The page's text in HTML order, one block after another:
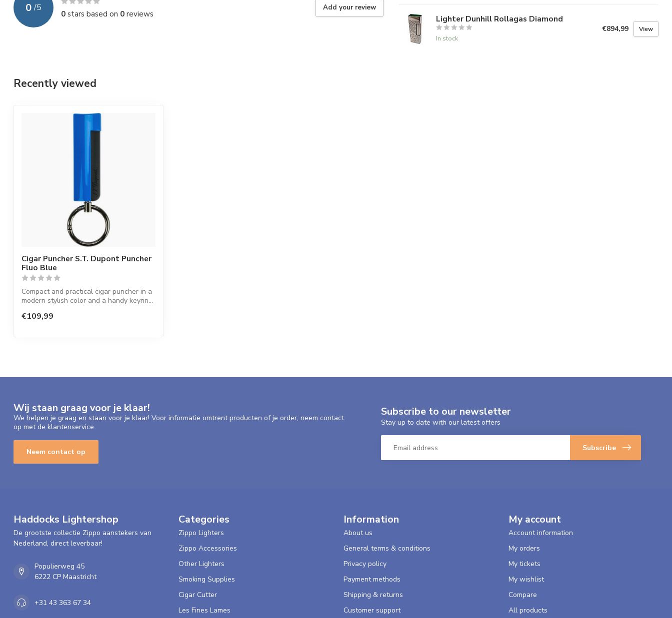
0 /5
0stars based on 0reviews
Add your review
Lighter Dunhill Rollagas Diamond
In stock
€894,99 View
Recently viewed
Cigar Puncher S.T. Dupont Puncher
Fluo Blue
Compact and practical cigar puncher in a
modern stylish color and a handy keyrin...
€109,99
Wij staan graag voor je klaar!
We helpen je graag en staan voor je klaar! Voor informatie omtrent producten of je order, neem contact
op met de klantenservice
Neem contact op
Subscribe to our newsletter
Stay up to date with our latest offers
Subscribe
Haddocks Lightershop
De grootste collectie Zippo aanstekers van
Nederland, direct leverbaar!
Populierweg 45
6222 CP Maastricht
+31 43 363 67 34
Categories
Zippo Lighters
Zippo Accessories
Other Lighters
Smoking Supplies
Cigar Cutter
Les Fines Lames
Information
About us
General terms & conditions
Privacy policy
Payment methods
Shipping & returns
Customer support
My account
Account information
My orders
My tickets
My wishlist
Compare
All products